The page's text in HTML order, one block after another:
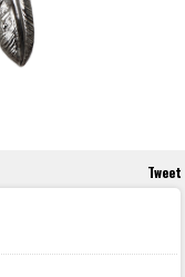
Tweet